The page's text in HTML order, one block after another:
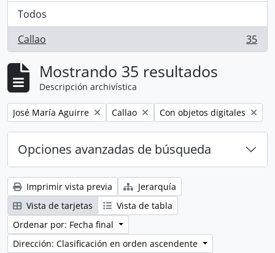
Todos
Callao
, 35 resultados 35
Mostrando 35 resultados
Descripción archivística
Remove filter:
José María Aguirre Remove filter:
Callao Remove filter:
Con objetos digitales
Opciones avanzadas de búsqueda
Imprimir vista previa
Jerarquía
Vista de tarjetas
Vista de tabla
Ordenar por: Fecha final
Dirección: Clasificación en orden ascendente